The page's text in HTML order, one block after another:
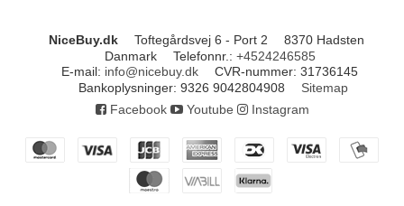
NiceBuy.dk Toftegårdsvej 6 - Port 2
8370 Hadsten
Danmark
Telefonnr. : +4524246585
E-mail: info@nicebuy.dk CVR-nummer: 31736145
Bankoplysninger: 9326 9042804908
Sitemap
Facebook
Youtube Instagram